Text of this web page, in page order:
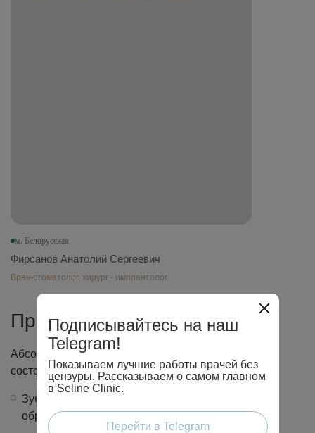
м. Белорусская
Фирсанов Анатолий Сергеевич
Врач-стоматолог, хирург - имплантолог
Противопоказания
Абсолютных противопоказаний нет, но есть ряд
состояний, когда с операцией стоит повременить:
Зуб расположен в области злокачественного
образования;
Подписывайтесь на наш
Telegram!
Показываем лучшие работы врачей без
цензуры. Рассказываем о самом главном
в Seline Clinic.
Перейти в Telegram